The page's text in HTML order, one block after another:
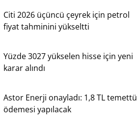
Citi 2026 üçüncü çeyrek için petrol
fiyat tahminini yükseltti
Yüzde 3027 yükselen hisse için yeni
karar alındı
Astor Enerji onayladı: 1,8 TL temettü
ödemesi yapılacak